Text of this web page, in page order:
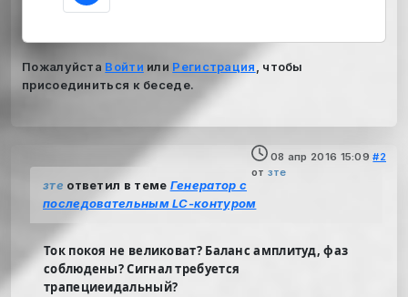
Пожалуйста Войти или Регистрация
, чтобы
присоединиться к беседе.
08 апр 2016 15:09 #2
от зте
зте ответил в теме Генератор с
последовательным LC-контуром
Ток покоя не великоват? Баланс амплитуд, фаз
соблюдены? Сигнал требуется
трапециеидальный?